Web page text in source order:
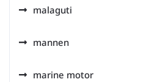
malaguti
mannen
marine motor